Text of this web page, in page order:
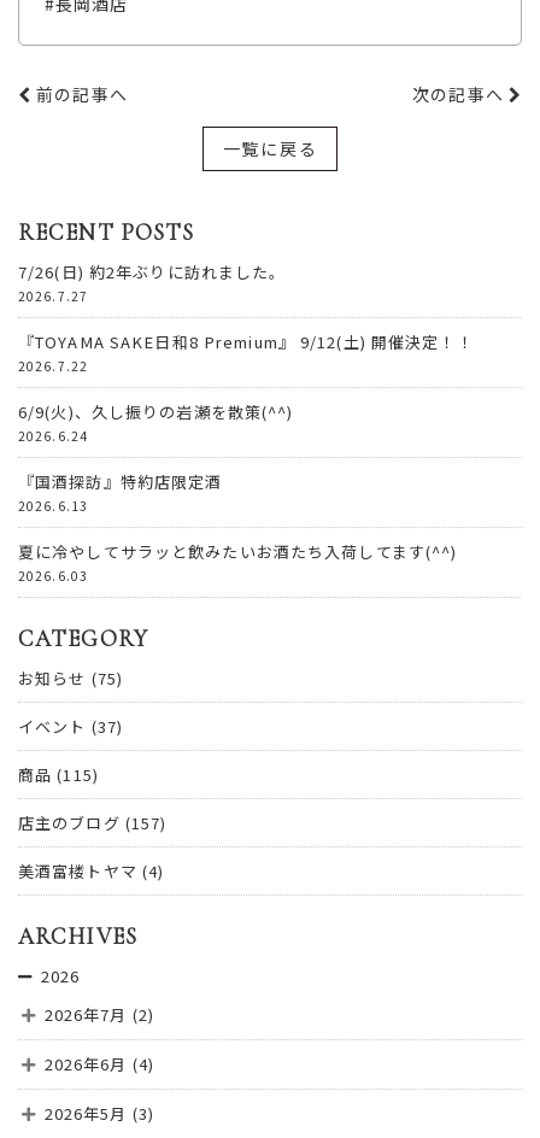
RECENT POSTS
7/26(日) 約2年ぶりに訪れました。
2026.7.27
『TOYAMA SAKE日和8 Premium』 9/12(土) 開催決定！！
2026.7.22
6/9(火)、久し振りの岩瀬を散策(^^)
2026.6.24
『国酒探訪』特約店限定酒
2026.6.13
夏に冷やしてサラッと飲みたいお酒たち入荷してます(^^)
2026.6.03
CATEGORY
お知らせ (75)
イベント (37)
商品 (115)
店主のブログ (157)
美酒富楼トヤマ (4)
ARCHIVES
2026
2026年7月 (2)
2026年6月 (4)
2026年5月 (3)
前の記事へ 次の記事へ
一覧に戻る